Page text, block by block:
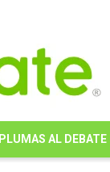
PLUMAS AL DEBATE